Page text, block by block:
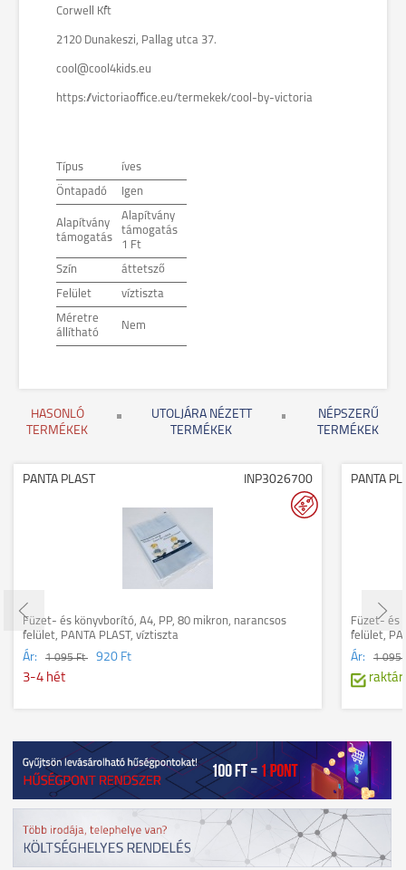
Corwell Kft
2120 Dunakeszi, Pallag utca 37.
cool@cool4kids.eu
https://victoriaoffice.eu/termekek/cool-by-victoria
Típus íves
Öntapadó Igen
Alapítvány
támogatás
Alapítvány
támogatás
1 Ft
Szín áttetsző
Felület víztiszta
Méretre
állítható
Nem
HASONLÓ
TERMÉKEK
UTOLJÁRA NÉZETT
TERMÉKEK
NÉPSZERŰ
TERMÉKEK
PANTA PLAST INP3026700
Füzet- és könyvborító, A4, PP, 80 mikron, narancsos
felület, PANTA PLAST, víztiszta
Ár: 1 095 Ft
920 Ft
3-4 hét
PANTA
Füzet- és
felület,
Ár: 1 095